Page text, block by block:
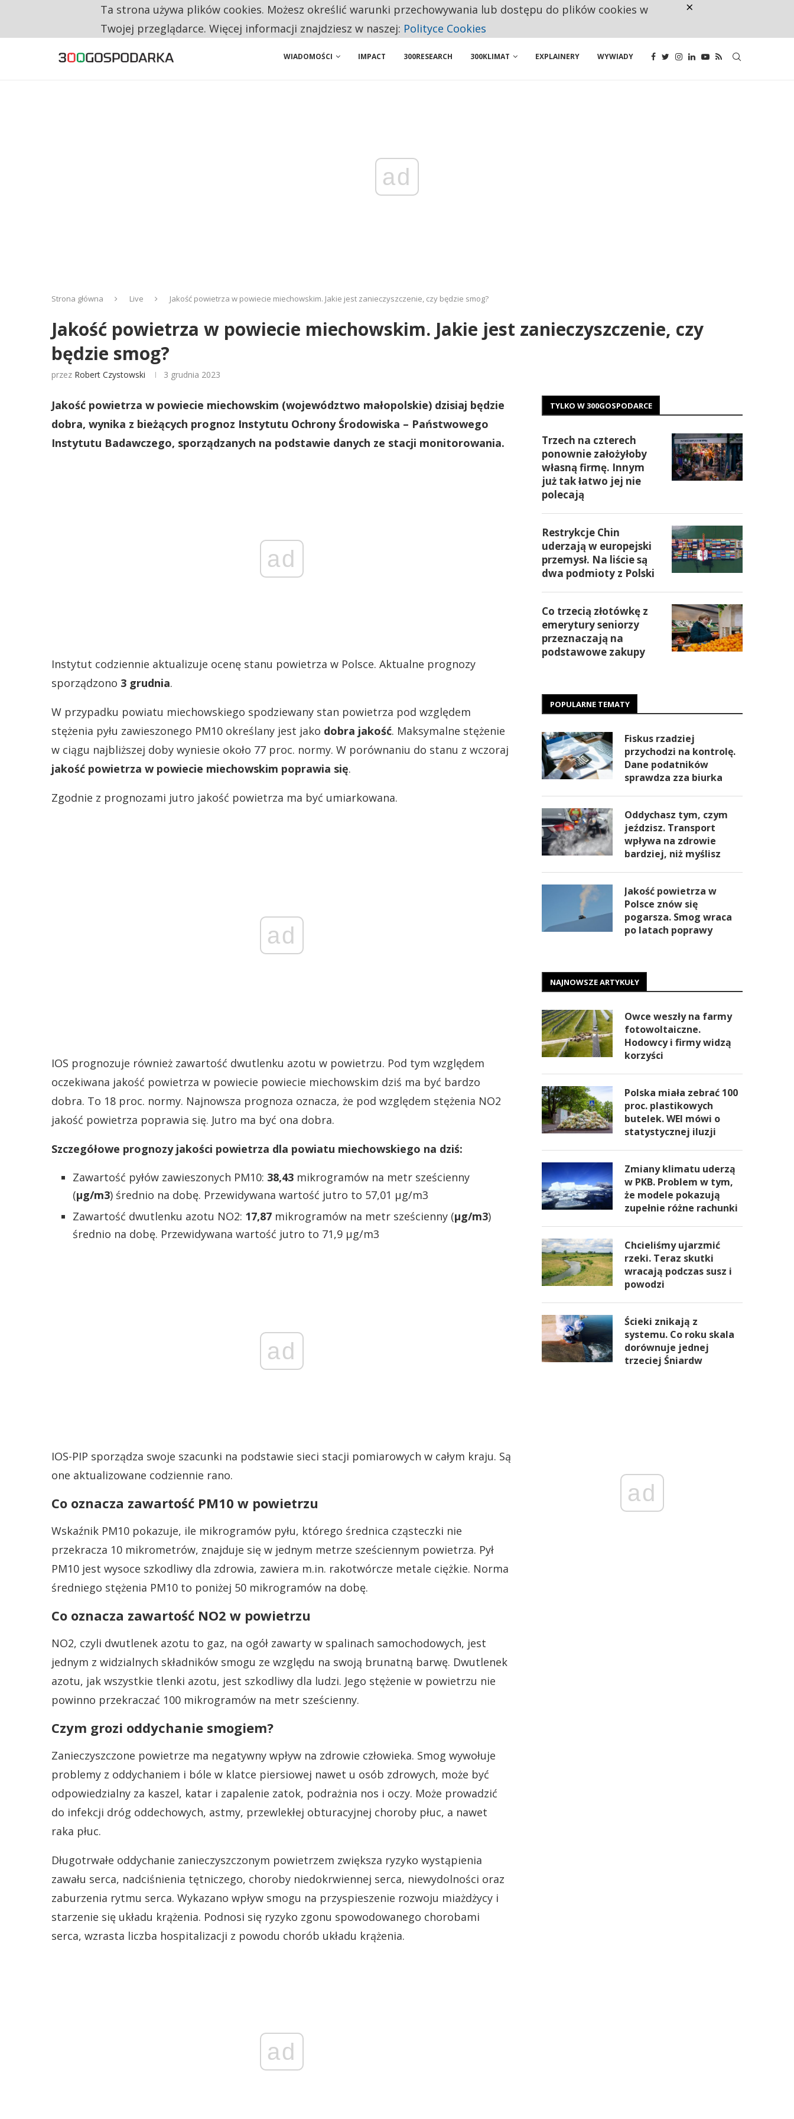
CO TRZECIĄ ZŁOTÓWKĘ Z EMERYTURY SENIORZY PRZEZNACZAJĄ NA PODSTAWOWE ZAKUPY
WIADOMOŚCI IMPACT 300RESEARCH 300KLIMAT EXPLAINERY WYWIADY
ad
Strona główna Live Jakość powietrza w powiecie miechowskim. Jakie jest zanieczyszczenie, czy będzie smog?
Jakość powietrza w powiecie miechowskim. Jakie jest zanieczyszczenie, czy
będzie smog?
przez Robert Czystowski 3 grudnia 2023
Jakość powietrza w powiecie miechowskim (województwo małopolskie) dzisiaj będzie
dobra, wynika z bieżących prognoz Instytutu Ochrony Środowiska – Państwowego
Instytutu Badawczego, sporządzanych na podstawie danych ze stacji monitorowania.
ad
Instytut codziennie aktualizuje ocenę stanu powietrza w Polsce. Aktualne prognozy
sporządzono 3 grudnia.
W przypadku powiatu miechowskiego spodziewany stan powietrza pod względem
stężenia pyłu zawieszonego PM10 określany jest jako dobra jakość. Maksymalne stężenie
w ciągu najbliższej doby wyniesie około 77 proc. normy. W porównaniu do stanu z wczoraj
jakość powietrza w powiecie miechowskim poprawia się.
Zgodnie z prognozami jutro jakość powietrza ma być umiarkowana.
ad
IOS prognozuje również zawartość dwutlenku azotu w powietrzu. Pod tym względem
oczekiwana jakość powietrza w powiecie powiecie miechowskim dziś ma być bardzo
dobra. To 18 proc. normy. Najnowsza prognoza oznacza, że pod względem stężenia NO2
jakość powietrza poprawia się. Jutro ma być ona dobra.
Szczegółowe prognozy jakości powietrza dla powiatu miechowskiego na dziś:
Zawartość pyłów zawieszonych PM10: 38,43 mikrogramów na metr sześcienny
(µg/m3) średnio na dobę. Przewidywana wartość jutro to 57,01 µg/m3
Zawartość dwutlenku azotu NO2: 17,87 mikrogramów na metr sześcienny (µg/m3)
średnio na dobę. Przewidywana wartość jutro to 71,9 µg/m3
ad
IOS-PIP sporządza swoje szacunki na podstawie sieci stacji pomiarowych w całym kraju. Są
one aktualizowane codziennie rano.
Co oznacza zawartość PM10 w powietrzu
Wskaźnik PM10 pokazuje, ile mikrogramów pyłu, którego średnica cząsteczki nie
przekracza 10 mikrometrów, znajduje się w jednym metrze sześciennym powietrza. Pył
PM10 jest wysoce szkodliwy dla zdrowia, zawiera m.in. rakotwórcze metale ciężkie. Norma
średniego stężenia PM10 to poniżej 50 mikrogramów na dobę.
Co oznacza zawartość NO2 w powietrzu
NO2, czyli dwutlenek azotu to gaz, na ogół zawarty w spalinach samochodowych, jest
jednym z widzialnych składników smogu ze względu na swoją brunatną barwę. Dwutlenek
azotu, jak wszystkie tlenki azotu, jest szkodliwy dla ludzi. Jego stężenie w powietrzu nie
powinno przekraczać 100 mikrogramów na metr sześcienny.
Czym grozi oddychanie smogiem?
Zanieczyszczone powietrze ma negatywny wpływ na zdrowie człowieka. Smog wywołuje
problemy z oddychaniem i bóle w klatce piersiowej nawet u osób zdrowych, może być
odpowiedzialny za kaszel, katar i zapalenie zatok, podrażnia nos i oczy. Może prowadzić
do infekcji dróg oddechowych, astmy, przewlekłej obturacyjnej choroby płuc, a nawet
raka płuc.
Długotrwałe oddychanie zanieczyszczonym powietrzem zwiększa ryzyko wystąpienia
zawału serca, nadciśnienia tętniczego, choroby niedokrwiennej serca, niewydolności oraz
zaburzenia rytmu serca. Wykazano wpływ smogu na przyspieszenie rozwoju miażdżycy i
starzenie się układu krążenia. Podnosi się ryzyko zgonu spowodowanego chorobami
serca, wzrasta liczba hospitalizacji z powodu chorób układu krążenia.
ad
TYLKO W 300GOSPODARCE
Trzech na czterech
ponownie założyłoby
własną firmę. Innym
już tak łatwo jej nie
polecają
Restrykcje Chin
uderzają w europejski
przemysł. Na liście są
dwa podmioty z Polski
Co trzecią złotówkę z
emerytury seniorzy
przeznaczają na
podstawowe zakupy
POPULARNE TEMATY
Fiskus rzadziej
przychodzi na kontrolę.
Dane podatników
sprawdza zza biurka
Oddychasz tym, czym
jeździsz. Transport
wpływa na zdrowie
bardziej, niż myślisz
Jakość powietrza w
Polsce znów się
pogarsza. Smog wraca
po latach poprawy
NAJNOWSZE ARTYKUŁY
Owce weszły na farmy
fotowoltaiczne.
Hodowcy i firmy widzą
korzyści
Polska miała zebrać 100
proc. plastikowych
butelek. WEI mówi o
statystycznej iluzji
Zmiany klimatu uderzą
w PKB. Problem w tym,
że modele pokazują
zupełnie różne rachunki
Chcieliśmy ujarzmić
rzeki. Teraz skutki
wracają podczas susz i
powodzi
Ścieki znikają z
systemu. Co roku skala
dorównuje jednej
trzeciej Śniardw
ad
Ta strona używa plików cookies. Możesz określić warunki przechowywania lub dostępu do plików cookies w
Twojej przeglądarce. Więcej informacji znajdziesz w naszej: Polityce Cookies
×